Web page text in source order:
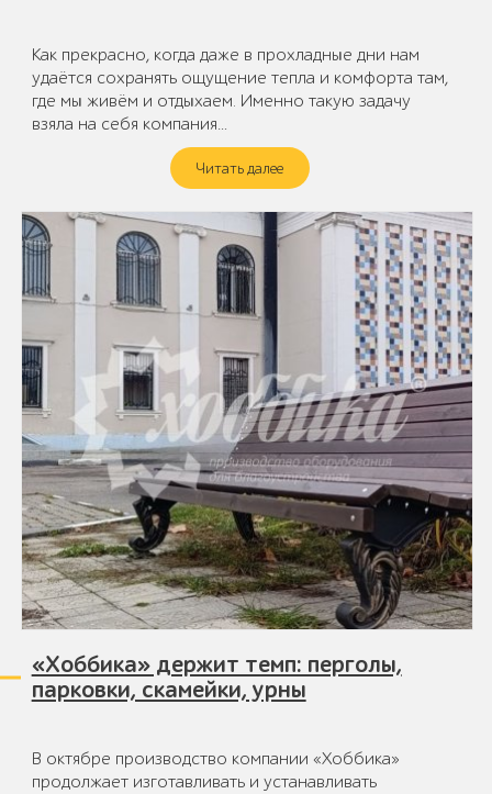
Как прекрасно, когда даже в прохладные дни нам
удаётся сохранять ощущение тепла и комфорта там,
где мы живём и отдыхаем. Именно такую задачу
взяла на себя компания…
Читать далее
«Хоббика» держит темп: перголы,
парковки, скамейки, урны
В октябре производство компании «Хоббика»
продолжает изготавливать и устанавливать